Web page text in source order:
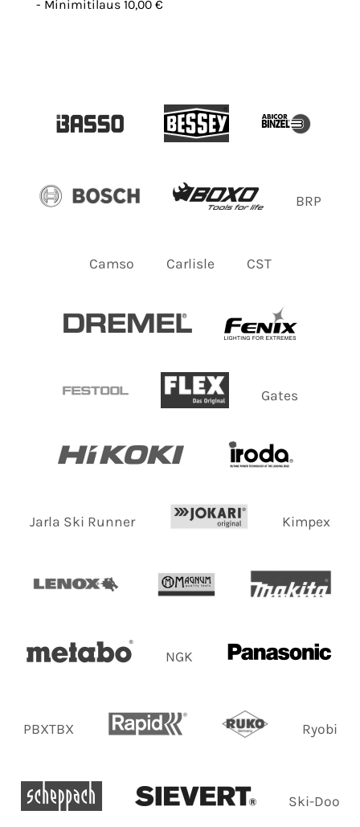
- Minimitilaus 10,00 €
BRP
Camso Carlisle CST
Gates
Jarla Ski Runner Kimpex
NGK
PBXTBX Ryobi
Ski-Doo